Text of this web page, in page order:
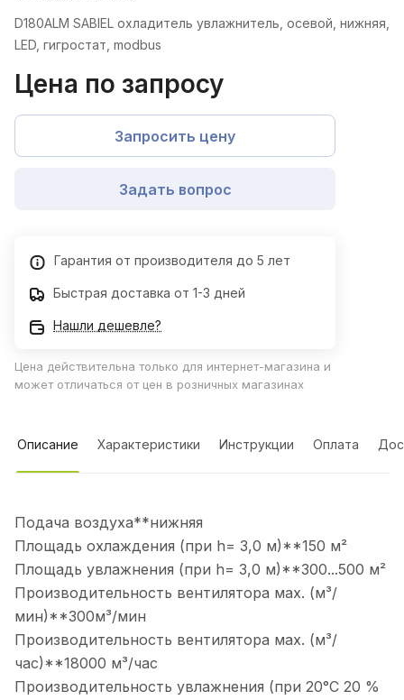
D180ALM SABIEL охладитель увлажнитель, осевой, нижняя,
LED, гигростат, modbus
Цена по запросу
Запросить цену
Задать вопрос
Гарантия от производителя до 5 лет
Быстрая доставка от 1-3 дней
Нашли дешевле?
Цена действительна только для интернет-магазина и
может отличаться от цен в розничных магазинах
Описание Характеристики Инструкции Оплата
Подача воздуха**нижняя
Площадь охлаждения (при h= 3,0 м)**150 м²
Площадь увлажнения (при h= 3,0 м)**300...500 м²
Производительность вентилятора мах. (м³/
мин)**300м³/мин
Производительность вентилятора мах. (м³/
час)**18000 м³/час
Производительность увлажнения (при 20°С 20 %